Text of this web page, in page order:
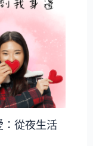
：從夜生活